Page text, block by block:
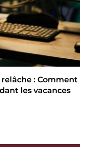
: Comment
les vacances